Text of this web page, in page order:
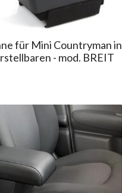
für Mini Countryman in
- mod. BREIT